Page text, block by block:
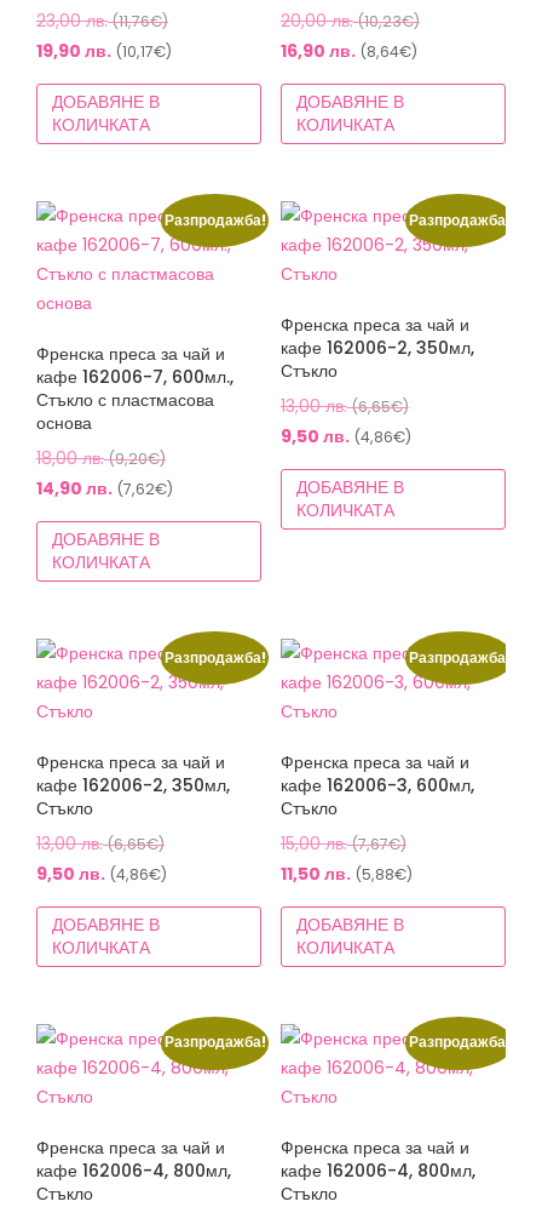
23,00лв.(11,76€)Original
price
was:
19,90 лв. (10,17€)
цена
19,90 лв.
ДОБАВЯНЕ В
КОЛИЧКАТА
20,00лв.(10,23€)Original
was:
16,90 лв.(8,64€)Текущата
цена
16,90 лв.
ДОБАВЯНЕ В
КОЛИЧКАТА
Разпродажба!
Френска преса за чай и
кафе 162006-7, 600мл.,
Стъкло с пластмасова
основа
18,00лв.(9,20€)Original
price
was:
14,90 лв. (7,62€)
цена
14,90 лв.
ДОБАВЯНЕ В
КОЛИЧКАТА
Разпродажба!
Френска преса за чай и
кафе 162006-2, 350мл,
Стъкло
13,00лв.(6,65€)Original
price
was:
9,50 лв.(4,86€)Текущата
цена
9,50 лв.
ДОБАВЯНЕ В
КОЛИЧКАТА
Разпродажба!
Френска преса за чай и
кафе 162006-2, 350мл,
Стъкло
13,00лв.(6,65€)Original
price
was:
9,50 лв. (4,86€)
цена
9,50 лв.
ДОБАВЯНЕ В
КОЛИЧКАТА
Разпродажба!
Френска преса за чай и
кафе 162006-3, 600мл,
Стъкло
15,00лв.(7,67€)Original
price
was:
11,50 лв.(5,88€)Текущата
цена
11,50 лв.
ДОБАВЯНЕ В
КОЛИЧКАТА
Разпродажба!
Френска преса за чай и
кафе 162006-4, 800мл,
Стъкло
Разпродажба!
Френска преса за чай и
кафе 162006-4, 800мл,
Стъкло